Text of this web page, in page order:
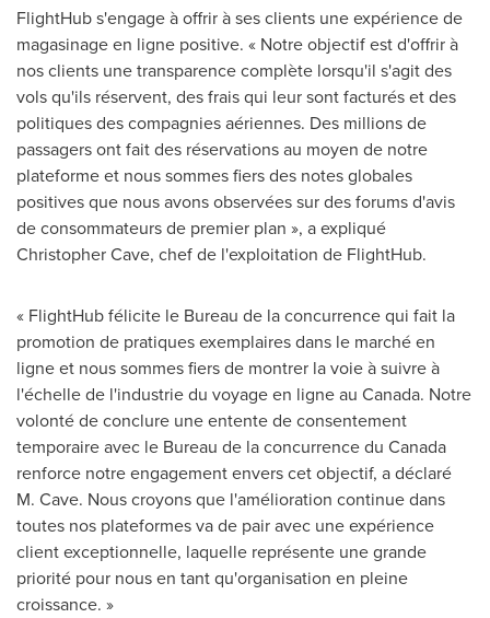
FlightHub s'engage à offrir à ses clients une expérience de
magasinage en ligne positive. « Notre objectif est d'offrir à
nos clients une transparence complète lorsqu'il s'agit des
vols qu'ils réservent, des frais qui leur sont facturés et des
politiques des compagnies aériennes. Des millions de
passagers ont fait des réservations au moyen de notre
plateforme et nous sommes fiers des notes globales
positives que nous avons observées sur des forums d'avis
de consommateurs de premier plan », a expliqué
Christopher Cave, chef de l'exploitation de FlightHub.
« FlightHub félicite le Bureau de la concurrence qui fait la
promotion de pratiques exemplaires dans le marché en
ligne et nous sommes fiers de montrer la voie à suivre à
l'échelle de l'industrie du voyage en ligne au Canada. Notre
volonté de conclure une entente de consentement
temporaire avec le Bureau de la concurrence du Canada
renforce notre engagement envers cet objectif, a déclaré
M. Cave. Nous croyons que l'amélioration continue dans
toutes nos plateformes va de pair avec une expérience
client exceptionnelle, laquelle représente une grande
priorité pour nous en tant qu'organisation en pleine
croissance. »